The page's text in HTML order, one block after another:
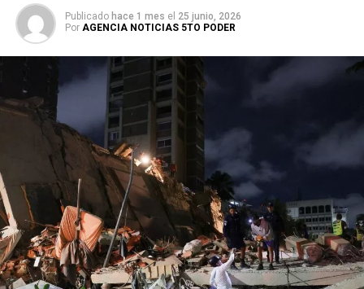
Publicado hace 1 mes el 25 junio, 2026
Por AGENCIA NOTICIAS 5TO PODER